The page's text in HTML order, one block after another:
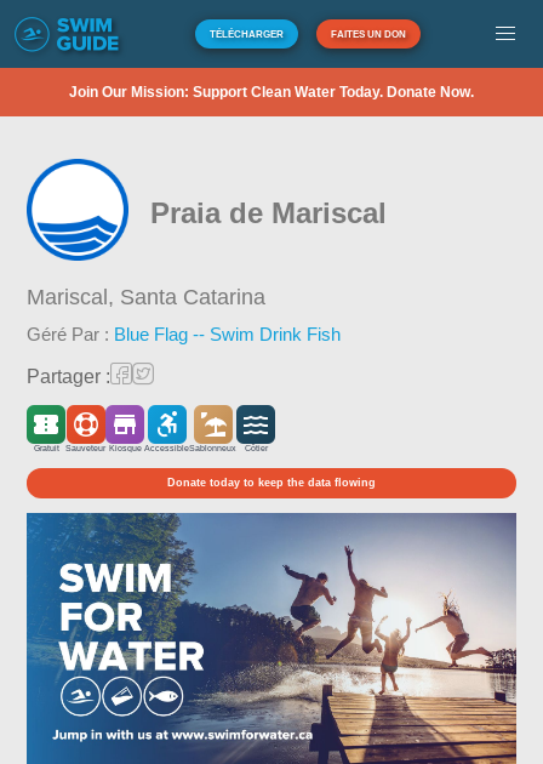
TÉLÉCHARGER FAITES UN DON
Join Our Mission: Support Clean Water Today. Donate Now.
Praia de Mariscal
Mariscal, Santa Catarina
Géré Par : Blue Flag -- Swim Drink Fish
Partager :
Gratuit Sauveteur Kiosque AccessibleSablonneux Côtier
Donate today to keep the data flowing